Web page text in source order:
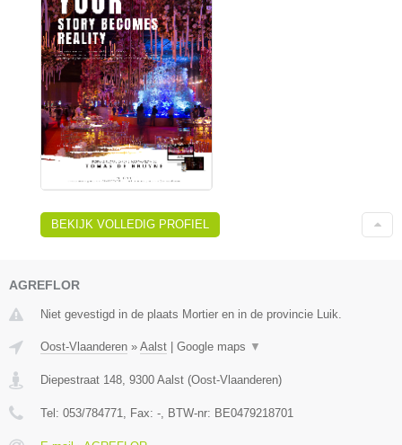
BEKIJK VOLLEDIG PROFIEL
AGREFLOR
Niet gevestigd in de plaats Mortier en in de provincie Luik.
Oost-Vlaanderen » Aalst Google maps ▼
Diepestraat 148, 9300 Aalst (Oost-Vlaanderen)
Tel: 053/784771, Fax: -, BTW-nr: BE0479218701